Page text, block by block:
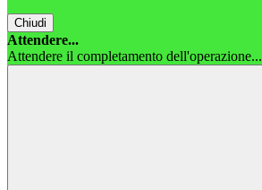
Chiudi
Attendere...
Attendere il completamento dell'operazione...